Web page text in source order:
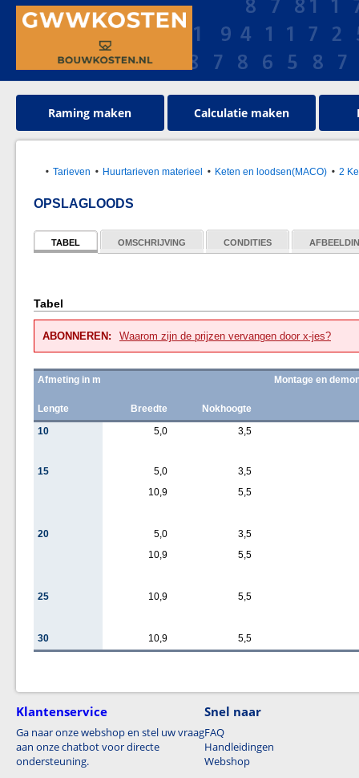
Raming maken Calculatie maken
Tarieven Huurtarieven materieel Keten en loodsen(MACO) 2
OPSLAGLOODS
TABEL OMSCHRIJVING CONDITIES
Tabel
ABONNEREN: Waarom zijn de prijzen vervangen door x-jes?
Afmeting in m Montage en
Lengte Breedte
Nokhoogte
10
5,0 3,5
15 5,0
3,5
10,9
5,5
20 5,0
3,5
10,9
5,5
25 10,9 5,5
30 10,9 5,5
Klantenservice
Ga naar onze webshop en stel uw vraag
aan onze chatbot voor directe
ondersteuning.
Snel naar
FAQ
Handleidingen
Webshop